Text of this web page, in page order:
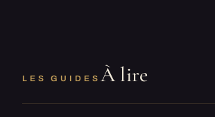
LES GUIDES À lire